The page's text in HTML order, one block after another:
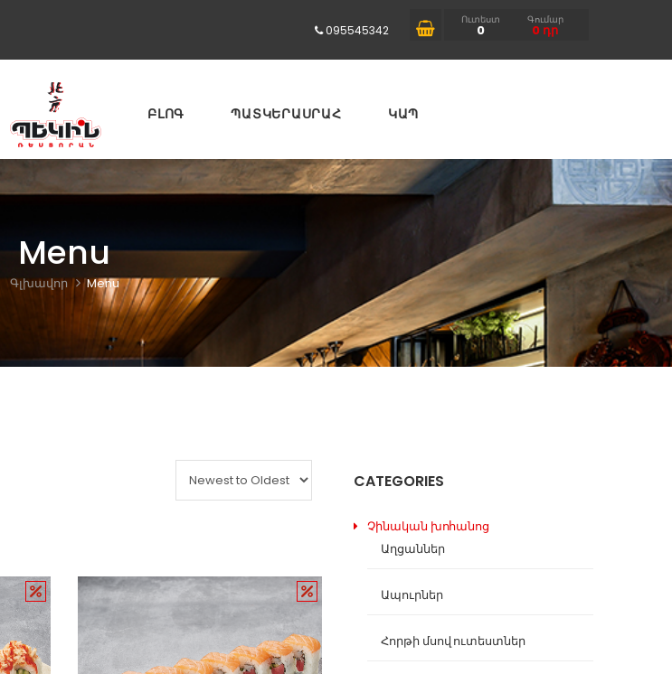
095545342
Ուտեստ
0
Գումար
0 դր
ԲԼՈԳ ՊԱՏԿԵՐԱՍՐԱՀ ԿԱՊ
Menu
Գլխավոր Menu
CATEGORIES
Չինական խոհանոց
Աղցաններ
Ապուրներ
Հորթի մսով ուտեստներ